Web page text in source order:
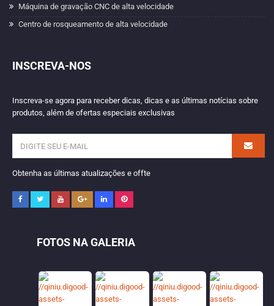
Máquina de gravação CNC de alta velocidade
Centro de rosqueamento de alta velocidade
INSCREVA-NOS
Inscreva-se agora para receber dicas, dicas e as últimas notícias sobre
produtos, além de ofertas especiais exclusivas
Obtenha as últimas atualizações e offte
FOTOS NA GALERIA